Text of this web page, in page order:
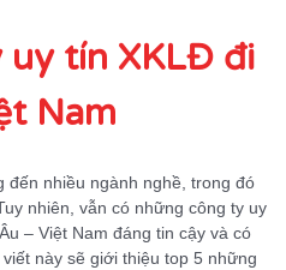
uy tín XKLĐ đi
Nam
nhiều ngành nghề, trong đó
nhiên, vẫn có những công ty uy
– Việt Nam đáng tin cậy và có
này sẽ giới thiệu top 5 những